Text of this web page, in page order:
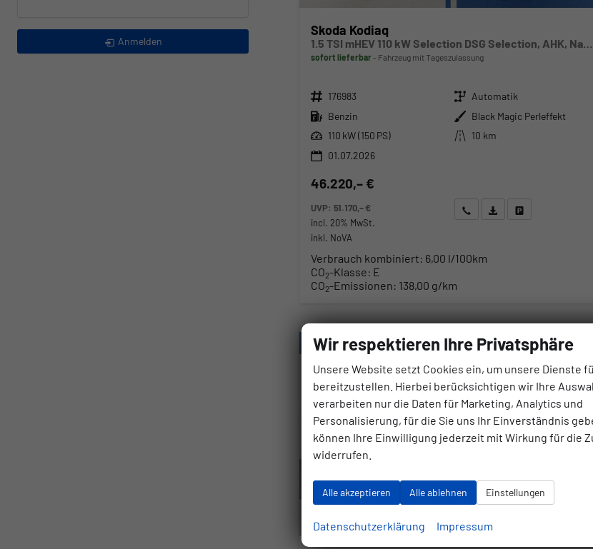
Skoda Kodiaq
1.5 TSI mHEV 110 kW Selection DSG Selection, AHK, Navi, Side, Kamera, Winter, 4 J.- Garantie
sofort lieferbar Fahrzeug mit Tageszulassung
Fahrzeugnr. 176983 Getriebe Automatik
Kraftstoff Benzin Außenfarbe Black Magic Perleffekt
Leistung 110 kW (150 PS) Kilometerstand
10 km
01.07.2026
46.220,– €
UVP: 51.170,– €
incl. 20% MwSt.
inkl. NoVA
Wir rufen Sie anAngebot drucken (PDF)
Verbrauch kombiniert: 6,00 l/100km
CO2-Klasse: E
CO2-Emissionen: 138,00 g/km
Anmelden
Wir respektieren Ihre Privatsphäre
Unsere Website setzt Cookies ein, um unsere Dienste
bereitzustellen. Hierbei berücksichtigen wir Ihre
verarbeiten nur die Daten für Marketing, Analytics und
Personalisierung, für die Sie uns Ihr Einverständnis
können Ihre Einwilligung jederzeit mit Wirkung für die
widerrufen.
Alle akzeptieren Alle ablehnen Einstellungen
Datenschutzerklärung Impressum